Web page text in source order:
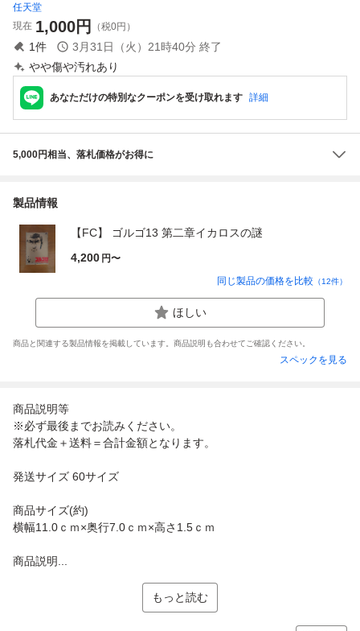
任天堂
現在 1,000円 （税0円）
1件 3月31日（火）21時40分 終了
やや傷や汚れあり
あなただけの特別なクーポンを受け取れます 詳細
5,000円相当、落札価格がお得に
製品情報
【FC】 ゴルゴ13 第二章イカロスの謎
4,200 円〜
同じ製品の価格を比較 （12件）
ほしい
商品と関連する製品情報を掲載しています。商品説明も合わせてご確認ください。
スペックを見る
商品説明等
※必ず最後までお読みください。
落札代金＋送料＝合計金額となります。
発送サイズ 60サイズ
商品サイズ(約)
横幅11.0ｃｍ×奥行7.0ｃｍ×高さ1.5ｃｍ
商品説明...
もっと読む